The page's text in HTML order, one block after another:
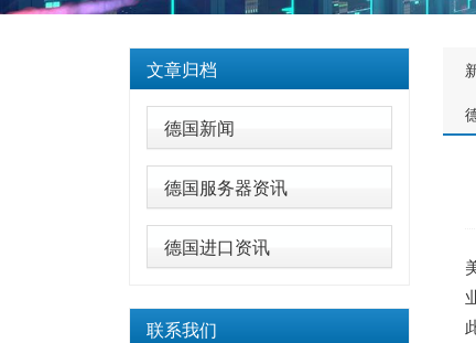
文章归档
德国新闻
德国服务器资讯
德国进口资讯
联系我们